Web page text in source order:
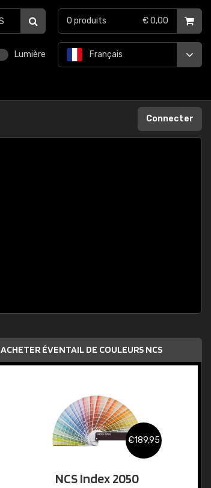
Lumière Français
0 produits € 0,00
Connecter
ACHETER ÉVENTAIL DE COULEURS NCS
€189,95
NCS Index 2050